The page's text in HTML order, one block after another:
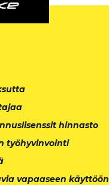
hinnasto
työhyvinvointi
vapaaseen käyttöön